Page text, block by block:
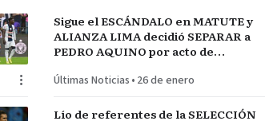
Sigue el ESCÁNDALO en MATUTE y
ALIANZA LIMA decidió SEPARAR a
PEDRO AQUINO por acto de
Últimas Noticias • 26 de enero
Lío de referentes de la SELECCIÓN